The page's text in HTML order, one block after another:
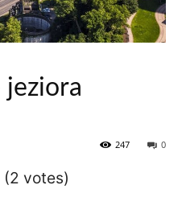
jeziora
0
247
votes)